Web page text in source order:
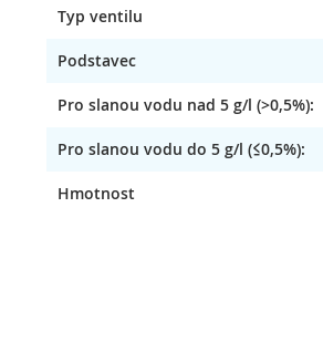
Typ ventilu
Podstavec
Pro slanou vodu nad 5 g/l (>0,5%):
Pro slanou vodu do 5 g/l (≤0,5%):
Hmotnost